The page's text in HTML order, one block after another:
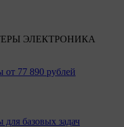
ЭЛЕКТРОНИКА
77 890 рублей
базовых задач